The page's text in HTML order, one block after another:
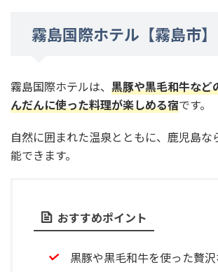
霧島国際ホテル【霧島市】
霧島国際ホテルは、 黒豚や黒毛和牛など
んだんに使った料理が楽しめる宿です。
自然に囲まれた温泉とともに、鹿児島な
能できます。
おすすめポイント
黒豚や黒毛和牛を使った贅